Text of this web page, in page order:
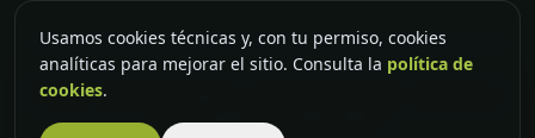
©2026 Ingenieros Web SL
Aviso legalPrivacidad
Usamos cookies técnicas y, con tu permiso, cookies
analíticas para mejorar el sitio. Consulta la política de
cookies.